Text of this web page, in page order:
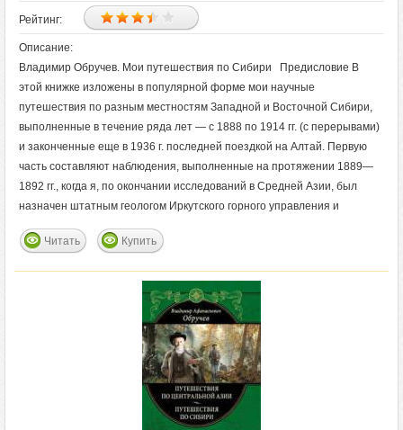
Рейтинг:
Описание:
Владимир Обручев. Мои путешествия по Сибири Предисловие В
этой книжке изложены в популярной форме мои научные
путешествия по разным местностям Западной и Восточной Сибири,
выполненные в течение ряда лет — с 1888 по 1914 гг. (с перерывами)
и законченные еще в 1936 г. последней поездкой на Алтай. Первую
часть составляют наблюдения, выполненные на протяжении 1889—
1892 гг., когда я, по окончании исследований в Средней Азии, был
назначен штатным геологом Иркутского горного управления и
Читать Купить